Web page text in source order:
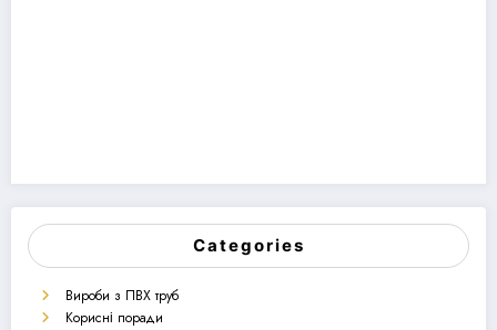
Categories
Вироби з ПВХ труб
Корисні поради